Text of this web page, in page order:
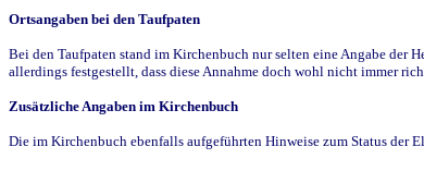
Ortsangaben bei den Taufpaten
Bei den Taufpaten stand im Kirchenbuch nur selten eine Angabe der
allerdings festgestellt, dass diese Annahme doch wohl nicht immer
Zusätzliche Angaben im Kirchenbuch
Die im Kirchenbuch ebenfalls aufgeführten Hinweise zum Status der